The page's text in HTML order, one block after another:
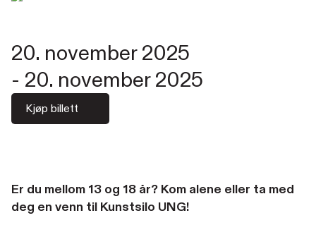
20. november 2025
- 20. november 2025
Kjøp billett
Er du mellom 13 og 18 år? Kom alene eller ta med
deg en venn til Kunstsilo UNG!